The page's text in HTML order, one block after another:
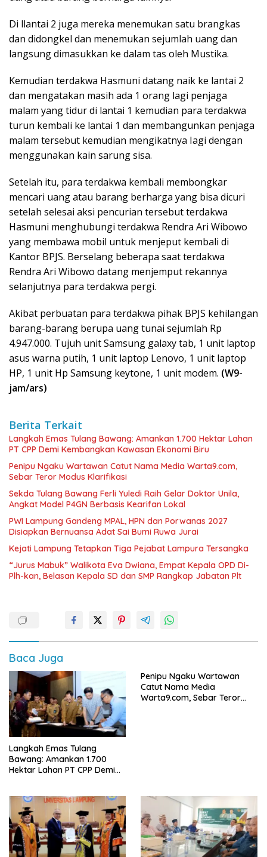
Di llantai 2 juga mereka menemukan satu brangkas
dan didongkel dan menemukan sejumlah uang dan
langsung dimasukkan ke dalam tas oleh Mustika.
Kemudian terdakwa Hasmuni datang naik ke lantai 2
dan mengatakan masih ada 1 orang lagi penjaga
malam yang tidur di lantai 1 kemudian para terdakwa
turun kembali ke lantai 1 dan membangunkan penjaga
malam tersebut kemudian mengikatnya Iagi dengan
menggunakan kain sarung sisa.
Setelah itu, para terdakwa kembali membongkar
mencari uang atau barang berharga yang bisa dicuri
setelah selesai aksi pencurian tersebut terdakwa
Hasmuni menghubungi terdakwa Rendra Ari Wibowo
yang membawa mobil untuk menjeput kembali di
Kantor BPJS. Berselang beberapa saat terdakwa
Rendra Ari Wibowo datang menjemput rekannya
selanjutnya para terdakwa pergi.
Akibat perbuatan para terdakwa pihak BPJS kehilangan
barang-barang berupa uang tunai sejumlah Rp
4.947.000. Tujuh unit Samsung galaxy tab, 1 unit laptop
asus warna putih, 1 unit laptop Lenovo, 1 unit laptop
HP, 1 unit Hp Samsung keytone, 1 unit modem. (W9-
jam/ars)
Berita Terkait
Langkah Emas Tulang Bawang: Amankan 1.700 Hektar Lahan
PT CPP Demi Kembangkan Kawasan Ekonomi Biru
Penipu Ngaku Wartawan Catut Nama Media Warta9.com,
Sebar Teror Modus Klarifikasi
Sekda Tulang Bawang Ferli Yuledi Raih Gelar Doktor Unila,
Angkat Model P4GN Berbasis Kearifan Lokal
PWI Lampung Gandeng MPAL, HPN dan Porwanas 2027
Disiapkan Bernuansa Adat Sai Bumi Ruwa Jurai
Kejati Lampung Tetapkan Tiga Pejabat Lampura Tersangka
“Jurus Mabuk” Walikota Eva Dwiana, Empat Kepala OPD Di-
Plh-kan, Belasan Kepala SD dan SMP Rangkap Jabatan Plt
Baca Juga
Langkah Emas Tulang
Bawang: Amankan 1.700
Hektar Lahan PT CPP Demi
Penipu Ngaku Wartawan
Catut Nama Media
Warta9.com, Sebar Teror